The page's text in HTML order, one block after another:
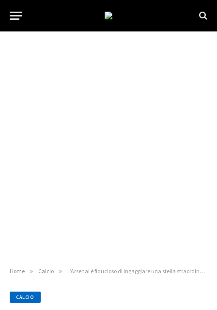
Home » Calcio » L’Arsenal è fiducioso di ingaggiare una stella straordinaria davanti al Manchester City
CALCIO